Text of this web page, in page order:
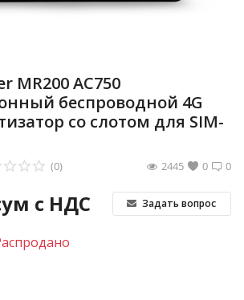
MR200 AC750
беспроводной 4G
co слотом для SIM-
0
(0) 0
2445
с НДС Задать вопрос